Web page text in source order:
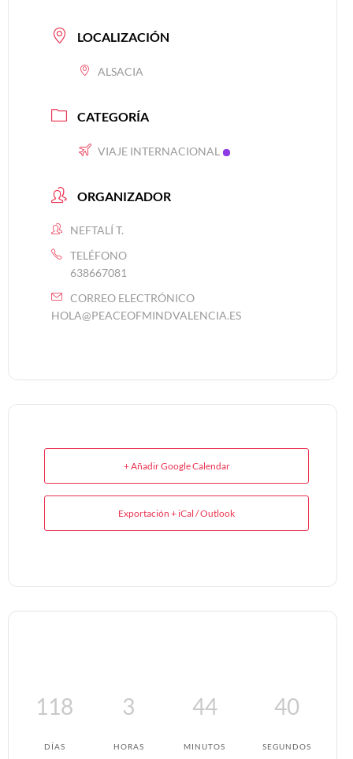
LOCALIZACIÓN
ALSACIA
CATEGORÍA
VIAJE INTERNACIONAL
ORGANIZADOR
NEFTALÍ T.
TELÉFONO
638667081
CORREO ELECTRÓNICO
HOLA@PEACEOFMINDVALENCIA.ES
+ Añadir Google Calendar
Exportación + iCal / Outlook
118
DÍAS
3
HORAS
44
MINUTOS
40
SEGUNDOS